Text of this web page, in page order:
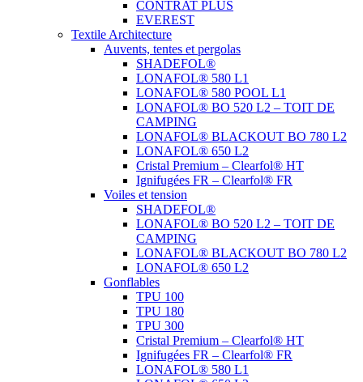
CONTRAT PLUS
EVEREST
Textile Architecture
Auvents, tentes et pergolas
SHADEFOL®
LONAFOL® 580 L1
LONAFOL® 580 POOL L1
LONAFOL® BO 520 L2 – TOIT DE
CAMPING
LONAFOL® BLACKOUT BO 780 L2
LONAFOL® 650 L2
Cristal Premium – Clearfol® HT
Ignifugées FR – Clearfol® FR
Voiles et tension
SHADEFOL®
LONAFOL® BO 520 L2 – TOIT DE
CAMPING
LONAFOL® BLACKOUT BO 780 L2
LONAFOL® 650 L2
Gonflables
TPU 100
TPU 180
TPU 300
Cristal Premium – Clearfol® HT
Ignifugées FR – Clearfol® FR
LONAFOL® 580 L1